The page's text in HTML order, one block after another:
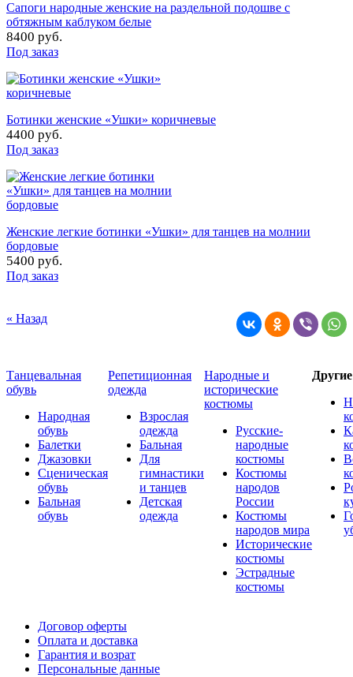
Сапоги народные женские на раздельной подошве с
обтяжным каблуком белые
8400 руб.
Под заказ
Ботинки женские «Ушки» коричневые
4400 руб.
Под заказ
Женские легкие ботинки «Ушки» для танцев на молнии
бордовые
5400 руб.
Под заказ
« Назад
Танцевальная
обувь
Народная
обувь
Балетки
Джазовки
Сценическая
обувь
Бальная
обувь
Репетиционная
одежда
Взрослая
одежда
Бальная
Для
гимнастики
и танцев
Детская
одежда
Народные и
исторические
костюмы
Русские-
народные
костюмы
Костюмы
народов
России
Костюмы
народов мира
Исторические
костюмы
Эстрадные
костюмы
Договор оферты
Оплата и доставка
Гарантия и возрат
Персональные данные